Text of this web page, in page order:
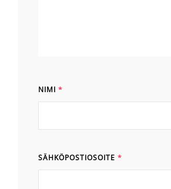
NIMI *
SÄHKÖPOSTIOSOITE *